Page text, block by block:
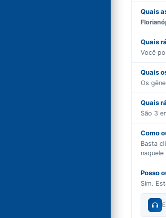
Quais
Quais
Você
Quais
Os
Quais
São 3
Como
Basta
Posso
Sim.